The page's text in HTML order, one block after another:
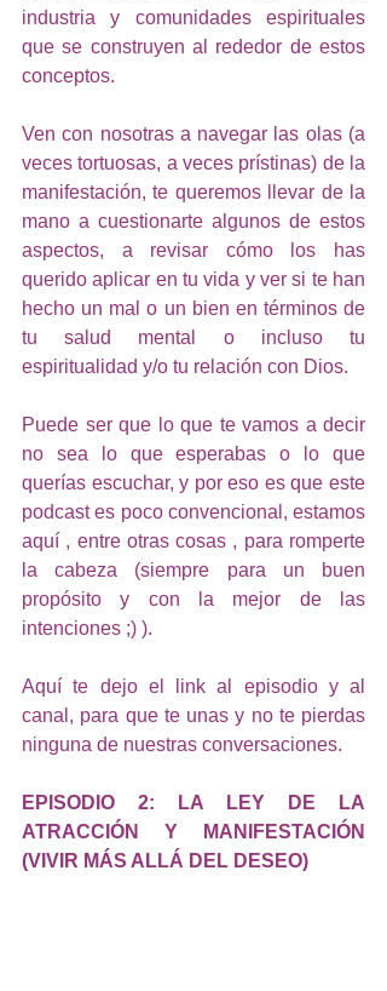
industria y comunidades espirituales
que se construyen al rededor de estos
conceptos.
Ven con nosotras a navegar las olas (a
veces tortuosas, a veces prístinas) de la
manifestación, te queremos llevar de la
mano a cuestionarte algunos de estos
aspectos, a revisar cómo los has
querido aplicar en tu vida y ver si te han
hecho un mal o un bien en términos de
tu salud mental o incluso tu
espiritualidad y/o tu relación con Dios.
Puede ser que lo que te vamos a decir
no sea lo que esperabas o lo que
querías escuchar, y por eso es que este
podcast es poco convencional, estamos
aquí , entre otras cosas , para romperte
la cabeza (siempre para un buen
propósito y con la mejor de las
intenciones ;) ).
Aquí te dejo el link al episodio y al
canal, para que te unas y no te pierdas
ninguna de nuestras conversaciones.
EPISODIO 2: LA LEY DE LA
ATRACCIÓN Y MANIFESTACIÓN
(VIVIR MÁS ALLÁ DEL DESEO)